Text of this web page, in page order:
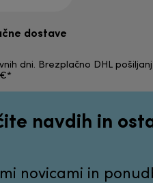
dostave
dni. Brezplačno DHL
navdih in
novicami in